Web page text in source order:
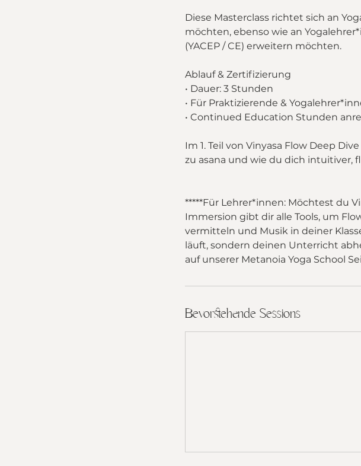
Diese Masterclass richtet sich an
möchten, ebenso wie an
(YACEP / CE) erweitern möchten.
Ablauf & Zertifizierung
• Dauer: 3 Stunden
• Für Praktizierende &
• Continued Education Stunden
Im 1. Teil von Vinyasa Flow Deep
zu asana und wie du dich intuitiver,
*****Für Lehrer*innen: Möchtest du
Immersion gibt dir alle Tools, um
vermitteln und Musik in deiner
läuft, sondern deinen Unterricht
auf unserer Metanoia Yoga School
Bevorstehende Sessions